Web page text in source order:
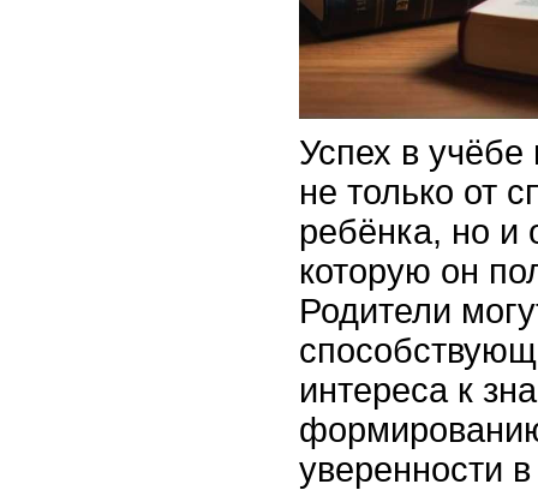
Успех в учёбе
не только от
ребёнка, но и
которую он
Родители
интереса к
уверенности